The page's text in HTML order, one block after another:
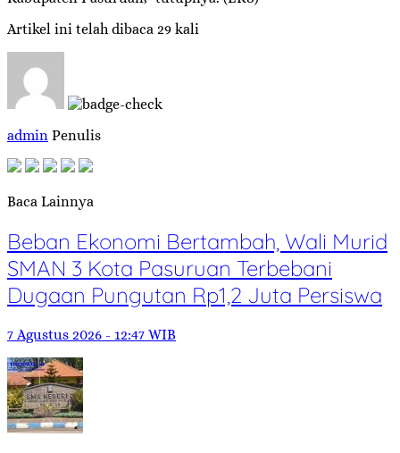
Artikel ini telah dibaca 29 kali
admin Penulis
Baca Lainnya
Beban Ekonomi Bertambah, Wali Murid
SMAN 3 Kota Pasuruan Terbebani
Dugaan Pungutan Rp1,2 Juta Persiswa
7 Agustus 2026 - 12:47 WIB